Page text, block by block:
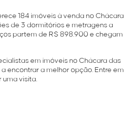
184 imóveis à venda no Chácara
de 3 dormitórios e metragens a
partem de R$ 898.900 e chegam
em imóveis no Chácara das
encontrar a melhor opção. Entre em
visita.